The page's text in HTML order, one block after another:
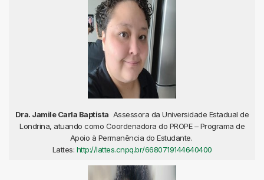
Dra. Jamile Carla Baptista Assessora da Universidade Estadual de
Londrina, atuando como Coordenadora do PROPE – Programa de
Apoio à Permanência do Estudante.
Lattes: http://lattes.cnpq.br/6680719144640400